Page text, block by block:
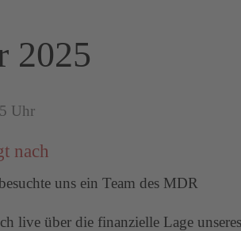
2025
Uhr
nach
uns ein Team des MDR
live über die finanzielle Lage